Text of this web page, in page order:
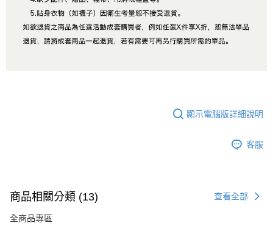
顯示電腦版詳細說明
客服
商品相關分類 (13) 查看全部
全商品專區